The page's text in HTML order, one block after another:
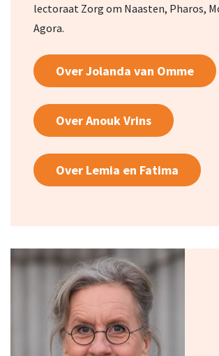
lectoraat Zorg om Naasten, Pharos,
Agora.
Over Jolanda van Omme
Over Anouk Vrins
Over Lemia en Fatima